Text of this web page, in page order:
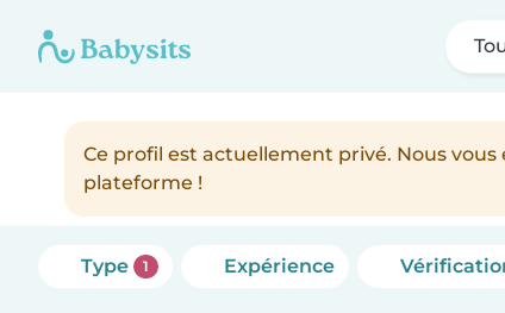
Ce profil est actuellement privé. Nous
plateforme !
Type 1 Expérience